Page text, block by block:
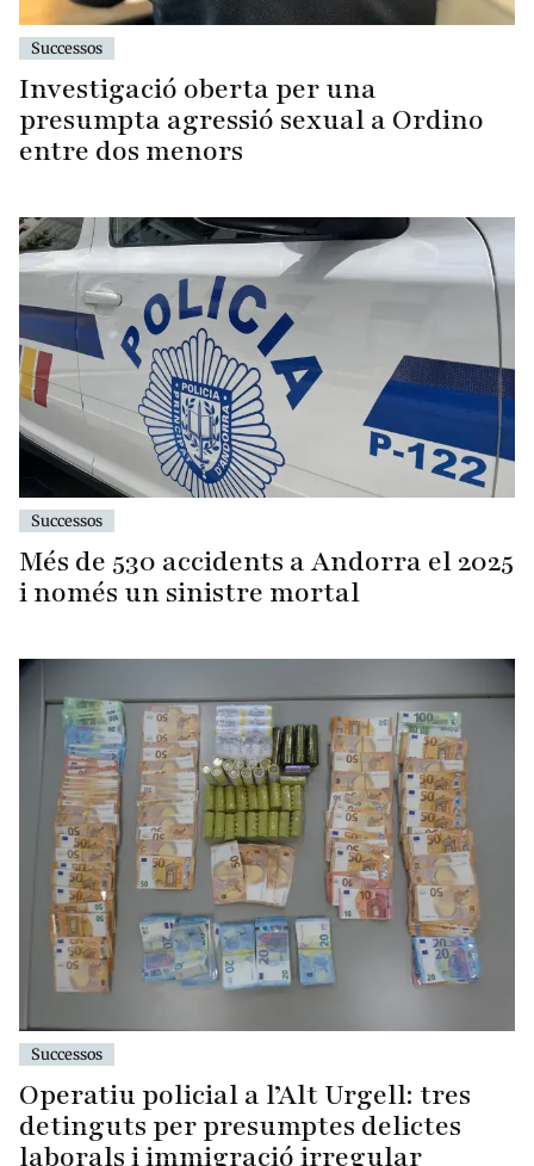
Successos
Investigació oberta per una
presumpta agressió sexual a Ordino
entre dos menors
Successos
Més de 530 accidents a Andorra el 2025
i només un sinistre mortal
Successos
Operatiu policial a l’Alt Urgell: tres
detinguts per presumptes delictes
laborals i immigració irregular